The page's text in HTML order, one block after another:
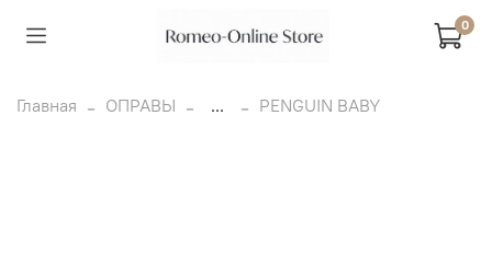
0
Главная ОПРАВЫ ... PENGUIN BABY